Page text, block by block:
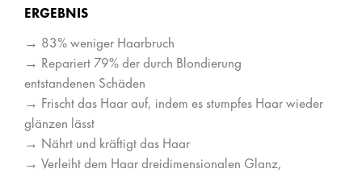
ERGEBNIS
→ 83% weniger Haarbruch
→ Repariert 79% der durch Blondierung
entstandenen Schäden
→ Frischt das Haar auf, indem es stumpfes Haar wieder
glänzen lässt
→ Nährt und kräftigt das Haar
→ Verleiht dem Haar dreidimensionalen Glanz,